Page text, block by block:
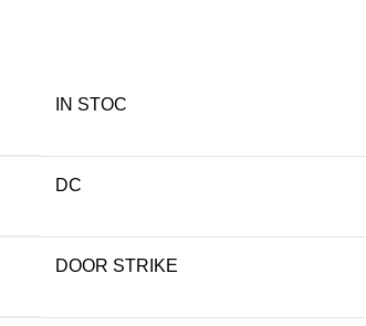
IN STOC
DC
DOOR STRIKE